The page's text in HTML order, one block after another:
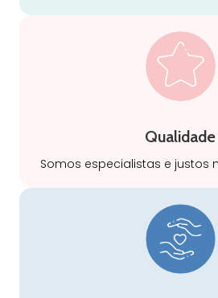
Qualidade
Somos especialistas e justos